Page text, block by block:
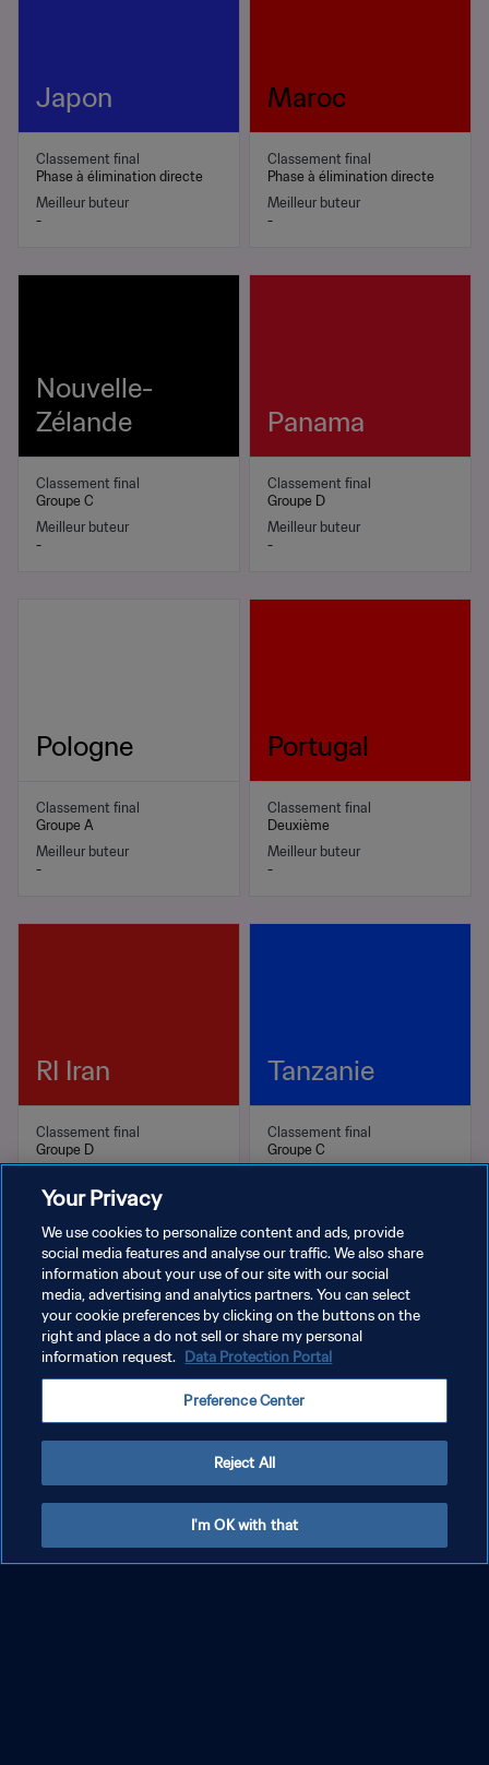
Japon
Classement final
Phase à élimination directe
Meilleur buteur
-
Maroc
Classement final
Phase à élimination directe
Meilleur buteur
-
Nouvelle-
Zélande
Classement final
Groupe C
Meilleur buteur
-
Panama
Classement final
Groupe D
Meilleur buteur
-
Pologne
Classement final
Groupe A
Meilleur buteur
-
Portugal
Classement final
Deuxième
Meilleur buteur
-
RI Iran
Classement final
Groupe D
Tanzanie
Classement final
Groupe C
Meilleur buteur
Your Privacy
We use cookies to personalize content and ads, provide
social media features and analyse our traffic. We also share
information about your use of our site with our social
media, advertising and analytics partners. You can select
your cookie preferences by clicking on the buttons on the
right and place a do not sell or share my personal
information request. Data Protection Portal
Preference Center
Reject All
I'm OK with that